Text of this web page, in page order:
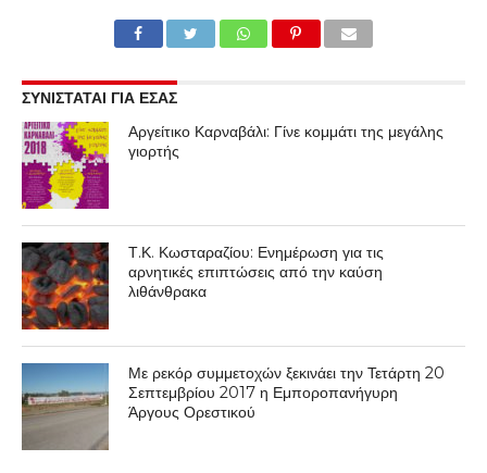
ΣΥΝΙΣΤΑΤΑΙ ΓΙΑ ΕΣΑΣ
Αργείτικο Καρναβάλι: Γίνε κομμάτι της μεγάλης
γιορτής
Τ.Κ. Κωσταραζίου: Ενημέρωση για τις
αρνητικές επιπτώσεις από την καύση
λιθάνθρακα
Με ρεκόρ συμμετοχών ξεκινάει την Τετάρτη 20
Σεπτεμβρίου 2017 η Εμποροπανήγυρη
Άργους Ορεστικού